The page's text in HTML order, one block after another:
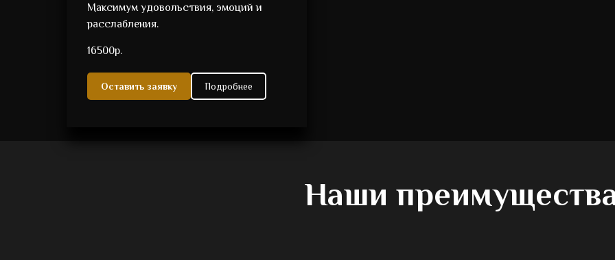
Максимум удовольствия, эмоций и
расслабления.
16500р.
Оставить заявку Подробнее
Наши